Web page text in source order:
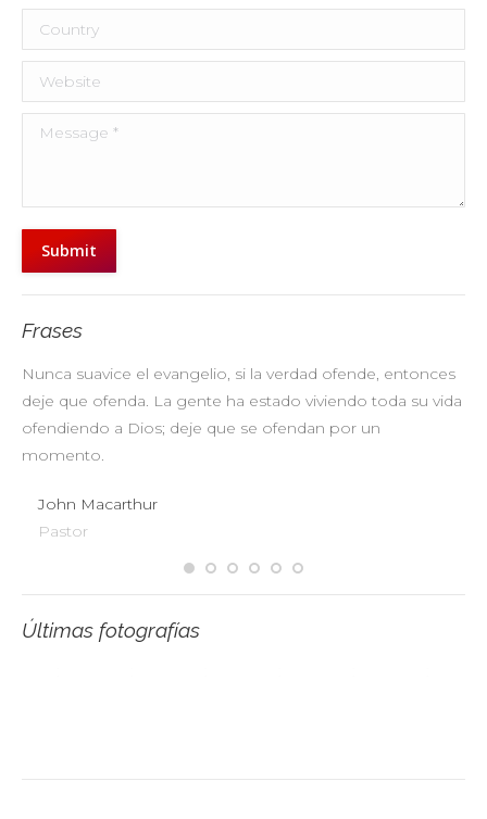
Country
Website
Message *
Submit
Frases
Nunca suavice el evangelio, si la verdad ofende, entonces
deje que ofenda. La gente ha estado viviendo toda su vida
ofendiendo a Dios; deje que se ofendan por un
momento.
John Macarthur
Pastor
Últimas fotografías